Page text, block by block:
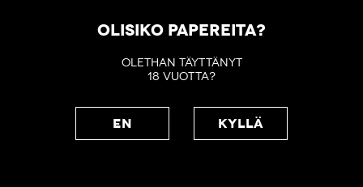
OLISIKO PAPEREITA?
OLETHAN TÄYTTÄNYT
18 VUOTTA?
EN KYLLÄ